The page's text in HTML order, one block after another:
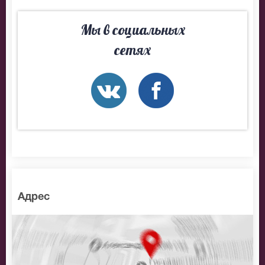
BitCoin
На нашем сайте всегда большой выбор билетов в
разные категории зрительного зала Московский
театр кукол. Если не удалось найти нужные билеты на
Зайка и его друзья, позвоните нам в call-центр и мы
обязательно подберем Вам лучшие места по
Мы в социальных
сетях
Адрес